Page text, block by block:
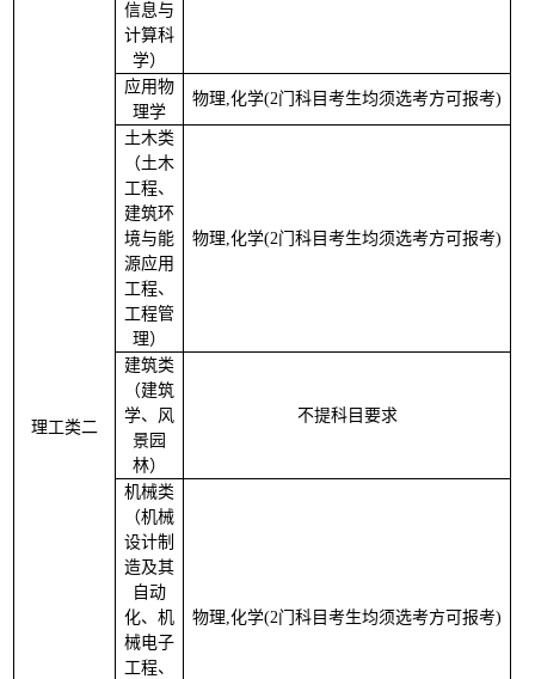
理工类二
信息与
计算科
学）
应用物
理学
物理,化学(2门科目考生均须选考方可报考)
土木类
（土木
工程、
建筑环
境与能
源应用
工程、
工程管
理）
物理,化学(2门科目考生均须选考方可报考)
建筑类
（建筑
学、风
景园
林）
不提科目要求
机械类
（机械
设计制
造及其
自动
化、机
械电子
工程、
物理,化学(2门科目考生均须选考方可报考)